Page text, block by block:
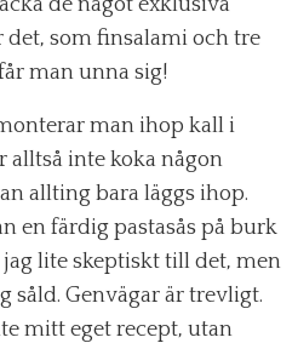
de något exklusiva
som finsalami och tre
man unna sig!
man ihop kall i
alltså inte koka någon
allting bara läggs ihop.
en färdig pastasås på burk
lite skeptiskt till det, men
såld. Genvägar är trevligt.
mitt eget recept, utan